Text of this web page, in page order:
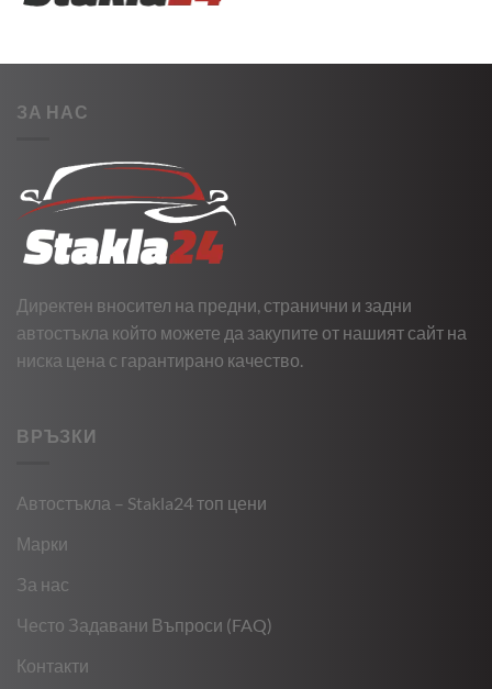
ЗА НАС
Директен вносител на предни, странични и задни
автостъкла който можете да закупите от нашият сайт на
ниска цена с гарантирано качество.
ВРЪЗКИ
Автостъкла – Stakla24 топ цени
Марки
За нас
Често Задавани Въпроси (FAQ)
Контакти